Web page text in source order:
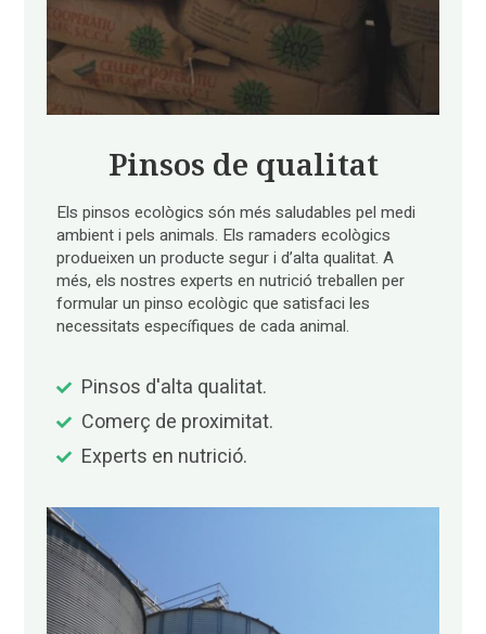
Pinsos de qualitat
Els pinsos ecològics són més saludables pel medi
ambient i pels animals. Els ramaders ecològics
produeixen un producte segur i d’alta qualitat. A
més, els nostres experts en nutrició treballen per
formular un pinso ecològic que satisfaci les
necessitats específiques de cada animal.
Pinsos d'alta qualitat.
Comerç de proximitat.
Experts en nutrició.